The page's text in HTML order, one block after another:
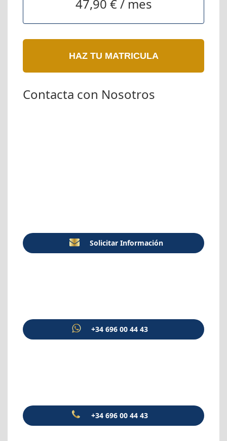
47,90 € / mes
HAZ TU MATRICULA
Contacta con Nosotros
Solicitar Información
+34 696 00 44 43
+34 696 00 44 43